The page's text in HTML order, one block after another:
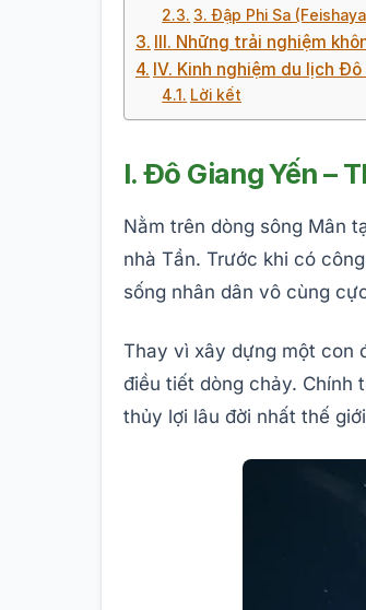
3. Đập Phi Sa
III. Những trải nghiệm
IV. Kinh nghiệm du lịch
Lời kết
I. Đô Giang Yến –
Nằm trên dòng sông Mân
nhà Tần. Trước khi có
sống nhân dân vô cùng
Thay vì xây dựng một con
điều tiết dòng chảy. Chính
thủy lợi lâu đời nhất thế